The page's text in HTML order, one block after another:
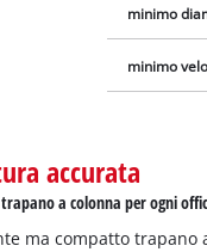
minimo
minimo
accurata
a colonna per ogni
ma compatto trapano